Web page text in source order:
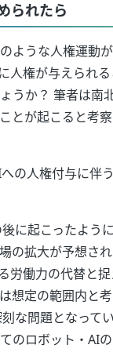
られたら
ような人権運動
人権が与えられ
うか？ 筆者は南
とが起こると考
の人権付与に伴
に起こったよう
の拡大が予想さ
労働力の代替と
想定の範囲内と
な問題となって
のロボット・AI